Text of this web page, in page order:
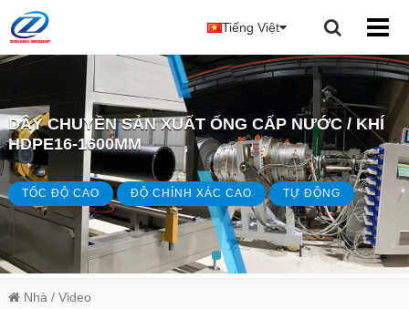
Tiếng Việt
DÂY CHUYỀN SẢN XUẤT ỐNG CẤP NƯỚC / KHÍ
HDPE16-1600MM
TỐC ĐỘ CAO ĐỘ CHÍNH XÁC CAO TỰ ĐỘNG
Nhà / Video